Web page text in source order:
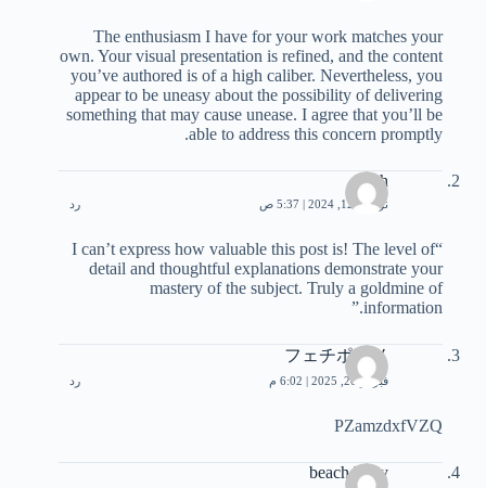
The enthusiasm I have for your work matches your
own. Your visual presentation is refined, and the content
you’ve authored is of a high caliber. Nevertheless, you
appear to be uneasy about the possibility of delivering
something that may cause unease. I agree that you’ll be
able to address this concern promptly.
tech
نوفمبر 12, 2024 | 5:37 ص رد
“I can’t express how valuable this post is! The level of
detail and thoughtful explanations demonstrate your
mastery of the subject. Truly a goldmine of
information.”
フェチポルノ
فبراير 20, 2025 | 6:02 م رد
PZamzdxfVZQ
beach body